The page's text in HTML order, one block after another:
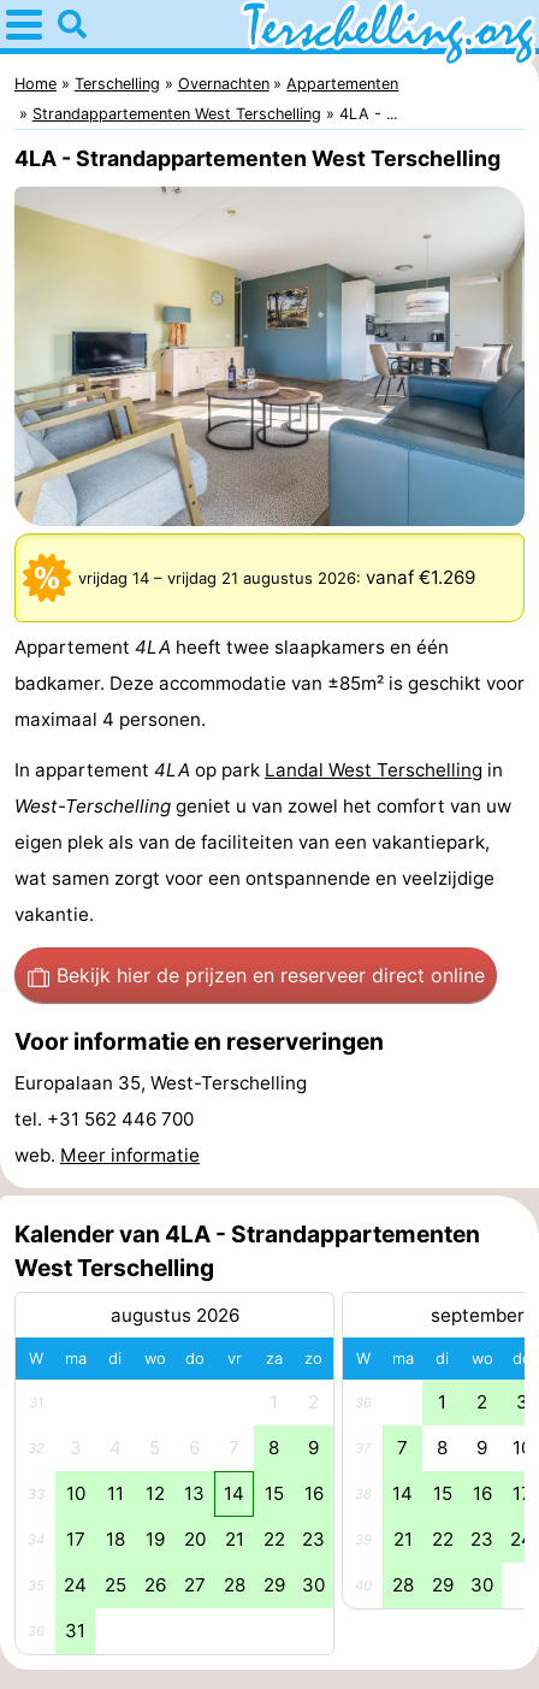
Home
Terschelling
Tips
Voor
Jongeren
Overnachten
Appartementen
-
Elements
-
Kaap
West
-
Résidence
Terschelling
-
Strandappartementen
West
Terschelling
-
Tjermelân
Bed
(&
breakfasts)
Campings
Hotels
Vakantiehuizen
-
De
Riesen
-
Elements
-
Schuttersbos
-
minutes
Strand
&
Bezienswaardigheden
Musea
Monumenten
Kerken
Uitkijkpunten
Attracties
Home Terschelling Overnachten
Appartementen
Strandappartementen West Terschelling
4LA - ...
4LA - Strandappartementen West Terschelling
vrijdag 14 – vrijdag 21 augustus 2026: vanaf €1.269
Appartement 4LA heeft twee slaapkamers en één
badkamer. Deze accommodatie van ±85m² is geschikt voor
maximaal 4 personen.
In appartement 4LA op park Landal West Terschelling in
West-Terschelling geniet u van zowel het comfort van uw
eigen plek als van de faciliteiten van een vakantiepark,
wat samen zorgt voor een ontspannende en veelzijdige
vakantie.
Bekijk hier de prijzen en reserveer direct online
Voor informatie en reserveringen
Europalaan 35, West-Terschelling
tel. +31 562 446 700
web. Meer informatie
Kalender van 4LA - Strandappartementen
West Terschelling
augustus 2026
W ma di wo do vr za zo
31 1 2
32 3 4 5 6 7 8 9
33 10 11 12 13 14 15 16
34 17 18 19 20 21 22 23
35 24 25 26 27 28 29 30
36 31
september
W ma di wo do
36 1 2 3
37 7 8 9 10
38 14 15 16 17
39 21 22 23 24
40 28 29 30